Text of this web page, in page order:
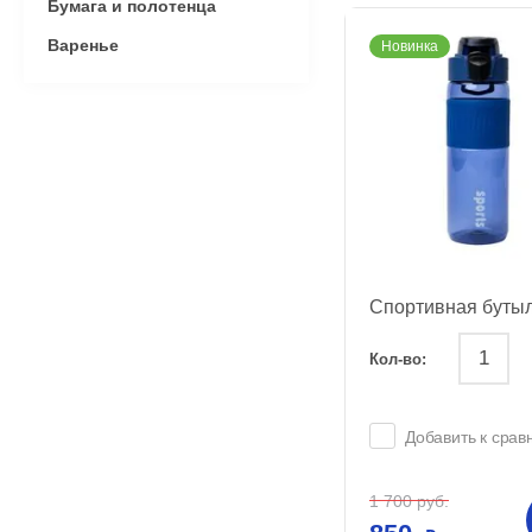
Бумага и полотенца
Варенье Новинка
Спортивная
Кол-во:
Добавить к
1 700руб.